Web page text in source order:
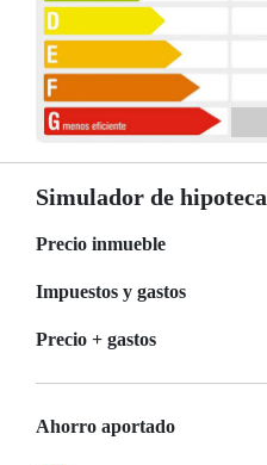
Simulador de hipoteca
Precio inmueble
Impuestos y gastos
Precio + gastos
Ahorro aportado